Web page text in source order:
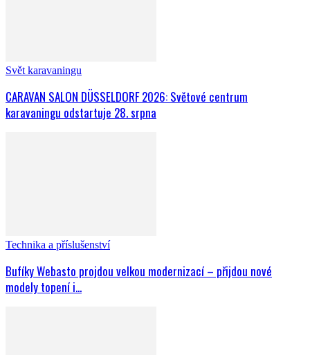
Svět karavaningu
CARAVAN SALON DÜSSELDORF 2026: Světové centrum
karavaningu odstartuje 28. srpna
Technika a příslušenství
Bufíky Webasto projdou velkou modernizací – přijdou nové
modely topení i...